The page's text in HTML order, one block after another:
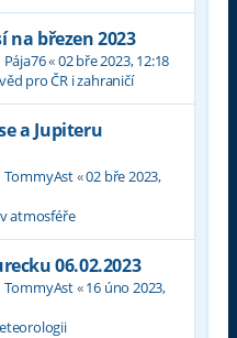
na březen 2023
Pája76«02 bře 2023, 12:18
pro ČR i zahraničí
a Jupiteru
TommyAst«02 bře 2023,
atmosféře
06.02.2023
TommyAst«16 úno 2023,